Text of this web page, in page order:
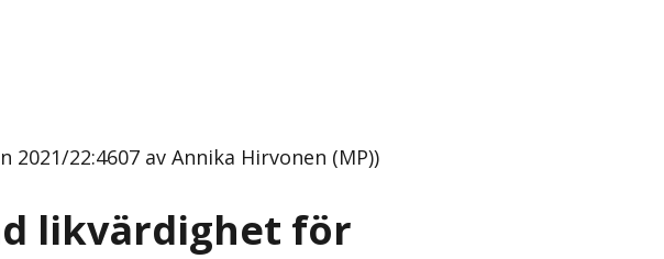
22:4607 av Annika Hirvonen (MP))
likvärdighet för